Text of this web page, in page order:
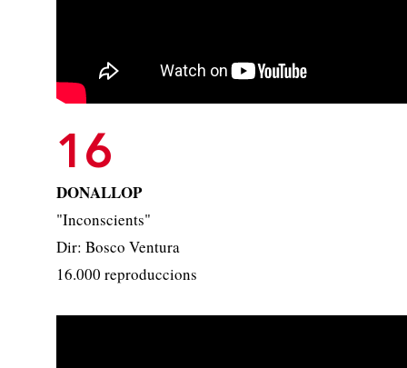
16
DONALLOP
"Inconscients"
Dir: Bosco Ventura
16.000 reproduccions